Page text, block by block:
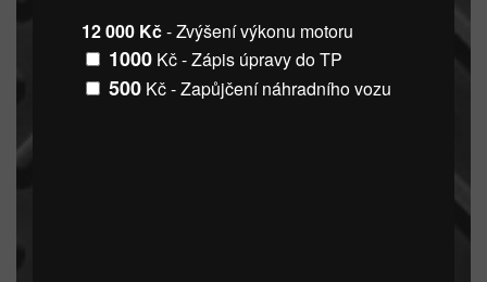
12 000 Kč- Zvýšení výkonu motoru
1000 Kč - Zápis úpravy do TP
500 Kč - Zapůjčení náhradního vozu